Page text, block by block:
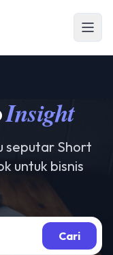
Insight
seputar Short
untuk bisnis
Cari